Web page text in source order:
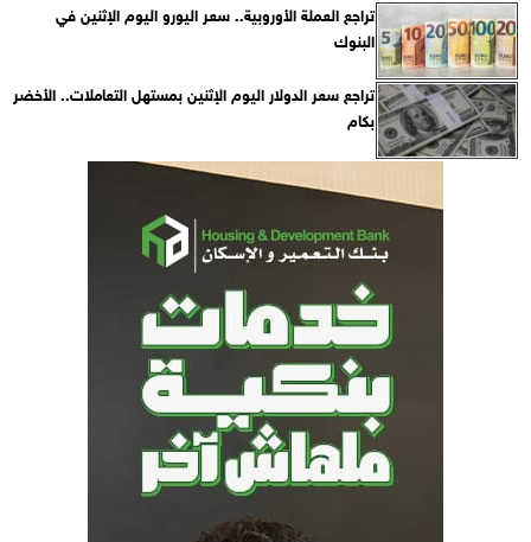
تراجع العملة الأوروبية.. سعر اليورو اليوم الإثنين في
البنوك
تراجع سعر الدولار اليوم الإثنين بمستهل التعاملات.. الأخضر
بكام